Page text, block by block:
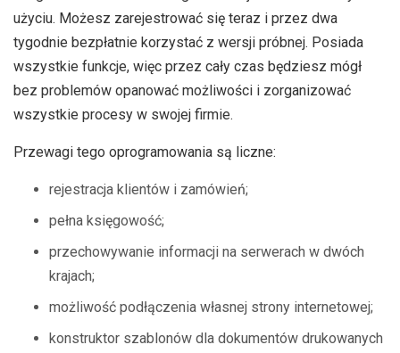
użyciu. Możesz zarejestrować się teraz i przez dwa
tygodnie bezpłatnie korzystać z wersji próbnej. Posiada
wszystkie funkcje, więc przez cały czas będziesz mógł
bez problemów opanować możliwości i zorganizować
wszystkie procesy w swojej firmie.
Przewagi tego oprogramowania są liczne:
rejestracja klientów i zamówień;
pełna księgowość;
przechowywanie informacji na serwerach w dwóch
krajach;
możliwość podłączenia własnej strony internetowej;
konstruktor szablonów dla dokumentów drukowanych